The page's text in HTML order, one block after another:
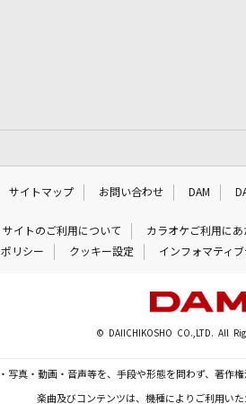
サイトマップ お問い合わせ DAM
サイトのご利用について カラオケご利用に
リシー クッキー設定 インフォマティ
© DAIICHIKOSHO CO.,LTD. All
写真・動画・音声等を、手段や形態を問わず、著作
楽曲及びコンテンツは、機種によりご利用いた